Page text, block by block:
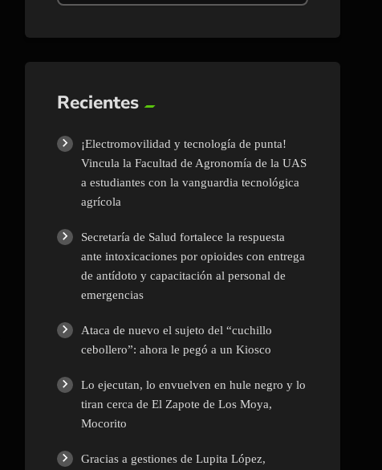
Recientes
¡Electromovilidad y tecnología de punta!
Vincula la Facultad de Agronomía de la UAS
a estudiantes con la vanguardia tecnológica
agrícola
Secretaría de Salud fortalece la respuesta
ante intoxicaciones por opioides con entrega
de antídoto y capacitación al personal de
emergencias
Ataca de nuevo el sujeto del “cuchillo
cebollero”: ahora le pegó a un Kiosco
Lo ejecutan, lo envuelven en hule negro y lo
tiran cerca de El Zapote de Los Moya,
Mocorito
Gracias a gestiones de Lupita López,